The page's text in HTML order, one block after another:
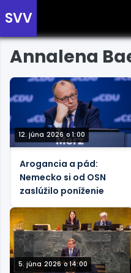
SVV
Prehľad správ
prehľad o dianí vo svete.
Slovensko
Annalena
12. júna 2026 o 1:00
Arogancia a pád:
Nemecko si od OSN
zaslúžilo poníženie
5. júna 2026 o 14:00